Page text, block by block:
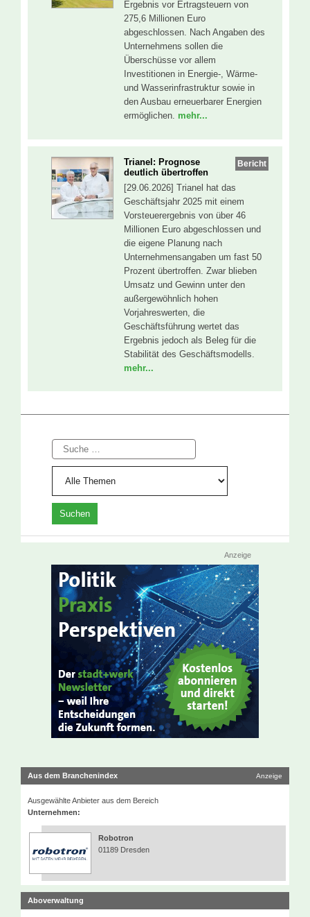
Ergebnis vor Ertragsteuern von
275,6 Millionen Euro
abgeschlossen. Nach Angaben des
Unternehmens sollen die
Überschüsse vor allem
Investitionen in Energie-, Wärme-
und Wasserinfrastruktur sowie in
den Ausbau erneuerbarer Energien
ermöglichen. mehr...
Bericht
Trianel: Prognose
deutlich übertroffen
[29.06.2026] Trianel hat das
Geschäftsjahr 2025 mit einem
Vorsteuerergebnis von über 46
Millionen Euro abgeschlossen und
die eigene Planung nach
Unternehmensangaben um fast 50
Prozent übertroffen. Zwar blieben
Umsatz und Gewinn unter den
außergewöhnlich hohen
Vorjahreswerten, die
Geschäftsführung wertet das
Ergebnis jedoch als Beleg für die
Stabilität des Geschäftsmodells.
mehr...
Suche
Anzeige
Aus dem Branchenindex Anzeige
Ausgewählte Anbieter aus dem Bereich
Unternehmen:
Robotron
01189 Dresden
Aboverwaltung